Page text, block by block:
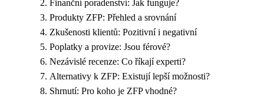
Finanční poradenství: Jak funguje?
Produkty ZFP: Přehled a srovnání
Zkušenosti klientů: Pozitivní i negativní
Poplatky a provize: Jsou férové?
Nezávislé recenze: Co říkají experti?
Alternativy k ZFP: Existují lepší možnosti?
Shrnutí: Pro koho je ZFP vhodné?